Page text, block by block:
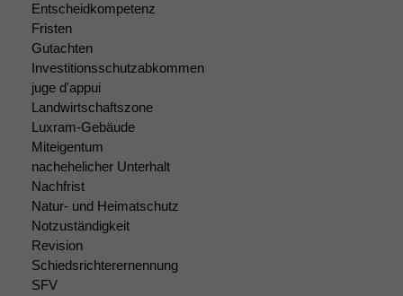
Entscheidkompetenz
Fristen
Gutachten
Investitionsschutzabkommen
juge d'appui
Landwirtschaftszone
Luxram-Gebäude
Miteigentum
nachehelicher Unterhalt
Nachfrist
Natur- und Heimatschutz
Notzuständigkeit
Revision
Schiedsrichterernennung
SFV